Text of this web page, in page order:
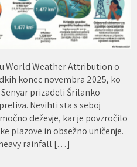
World Weather Attribution o
konec novembra 2025, ko
prizadeli Šrilanko
Nevihti sta s seboj
deževje, kar je povzročilo
plazove in obsežno uničenje.
heavy rainfall […]